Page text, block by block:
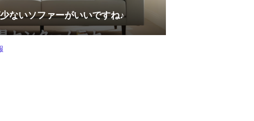
ないソファーがいいですね♪